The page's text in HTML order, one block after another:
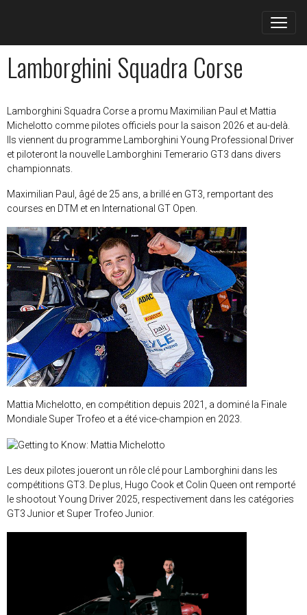
Lamborghini Squadra Corse
Lamborghini Squadra Corse a promu Maximilian Paul et Mattia
Michelotto comme pilotes officiels pour la saison 2026 et au-delà.
Ils viennent du programme Lamborghini Young Professional Driver
et piloteront la nouvelle Lamborghini Temerario GT3 dans divers
championnats.
Maximilian Paul, âgé de 25 ans, a brillé en GT3, remportant des
courses en DTM et en International GT Open.
Mattia Michelotto, en compétition depuis 2021, a dominé la Finale
Mondiale Super Trofeo et a été vice-champion en 2023.
Les deux pilotes joueront un rôle clé pour Lamborghini dans les
compétitions GT3. De plus, Hugo Cook et Colin Queen ont remporté
le shootout Young Driver 2025, respectivement dans les catégories
GT3 Junior et Super Trofeo Junior.